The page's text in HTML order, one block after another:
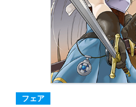
フェア